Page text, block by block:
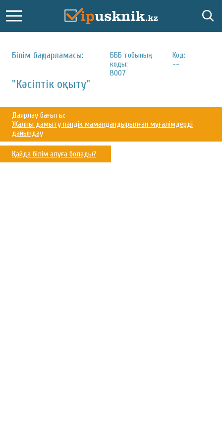
Білім бағдарламасы:
БББ тобының
коды:
В007
Код:
--
"Кәсіптік оқыту"
Даярлау бағыты:
Жалпы дамыту пәндік мамандандырылған мұғалімдерді
дайындау
Қайда білім алуға болады?